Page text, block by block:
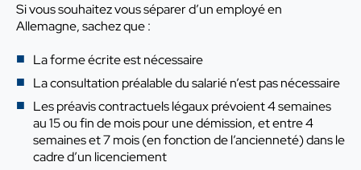
Si vous souhaitez vous séparer d’un employé en
Allemagne, sachez que :
La forme écrite est nécessaire
La consultation préalable du salarié n’est pas nécessaire
Les préavis contractuels légaux prévoient 4 semaines
au 15 ou fin de mois pour une démission, et entre 4
semaines et 7 mois (en fonction de l’ancienneté) dans le
cadre d’un licenciement